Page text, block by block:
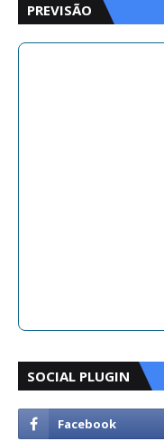
PREVISÃO
SOCIAL PLUGIN